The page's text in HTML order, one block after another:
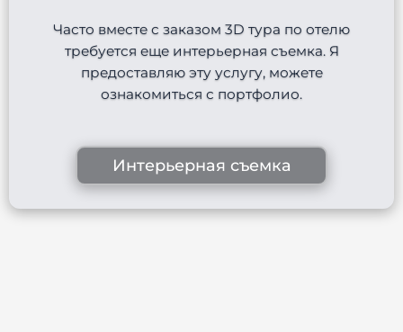
Часто вместе с заказом 3D тура по отелю
требуется еще интерьерная съемка. Я
предоставляю эту услугу, можете
ознакомиться с портфолио.
Интерьерная съемка